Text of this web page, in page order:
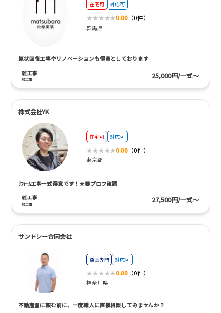
在宅可 対応可
0.00 （0件）
群馬県
原状回復工事やリノベーションも得意としております
雑工事
雑工事 25,000円/一式～
株式会社YK
在宅可 対応可
0.00 （0件）
東京都
ﾘﾌｫｰﾑ工事一式得意です！★要プロフ確認
雑工事
雑工事 27,500円/一式～
サンドシー合同会社
空室専門 対応可
0.00 （0件）
神奈川県
不動産屋に頼む前に、一度職人に直接相談してみませんか？